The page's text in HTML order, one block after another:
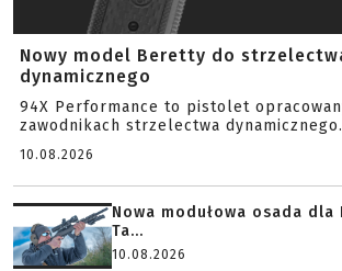
Nowy model Beretty do
dynamicznego
94X Performance to pistolet
zawodnikach strzelectwa dynamicznego.
10.08.2026
Nowa modułowa osada dla
Ta...
10.08.2026